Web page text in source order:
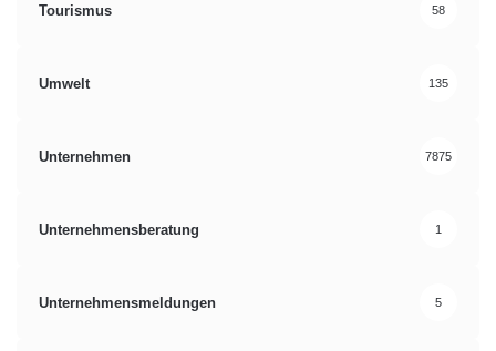
Tourismus 58
Umwelt 135
Unternehmen 7875
Unternehmensberatung 1
Unternehmensmeldungen 5